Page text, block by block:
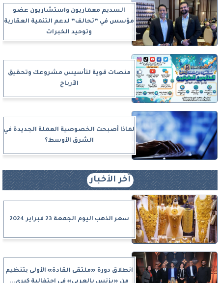
السديم معماريون واستشاريون عضو
مؤسس في ”تحالف” لدعم التنمية العقارية
وتوحيد الخبرات
منصات قوية لتأسيس مشروعك وتحقيق
الأرباح
لماذا أصبحت الخصوصية العملة الجديدة في
الشرق الأوسط؟
آخر الأخبار
سعر الذهب اليوم الجمعة 23 فبراير 2024
انطلاق دورة «ملتقى القادة» الأولى بتنظيم